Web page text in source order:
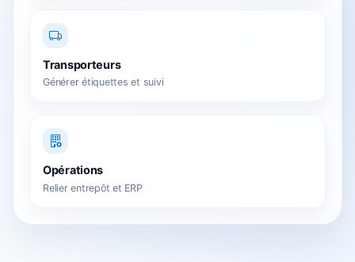
Transporteurs
Générer étiquettes et suivi
Opérations
Relier entrepôt et ERP